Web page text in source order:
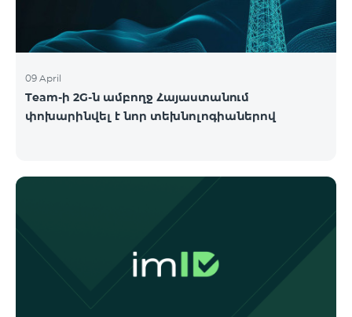
09 April
Team-ի 2G-ն ամբողջ Հայաստանում
փոխարինվել է նոր տեխնոլոգիաներով